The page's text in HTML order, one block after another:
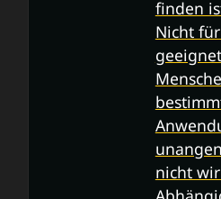
finden
Nicht
nicht